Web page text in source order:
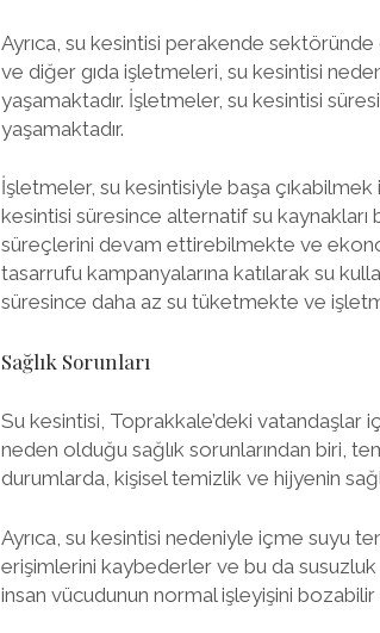
Ayrıca, su kesintisi perakende
ve diğer gıda işletmeleri, su kesintisi
yaşamaktadır. İşletmeler, su kesintisi
yaşamaktadır.
İşletmeler, su kesintisiyle başa
kesintisi süresince alternatif su kaynakları
süreçlerini devam ettirebilmekte ve
tasarrufu kampanyalarına katılarak su
süresince daha az su tüketmekte ve
Sağlık Sorunları
Su kesintisi, Toprakkale’deki vatandaşlar
neden olduğu sağlık sorunlarından biri,
durumlarda, kişisel temizlik ve hijyenin
Ayrıca, su kesintisi nedeniyle içme suyu
erişimlerini kaybederler ve bu da susuzluk
insan vücudunun normal işleyişini